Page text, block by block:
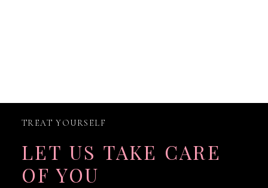
TREAT YOURSELF
LET US TAKE CARE
OF YOU